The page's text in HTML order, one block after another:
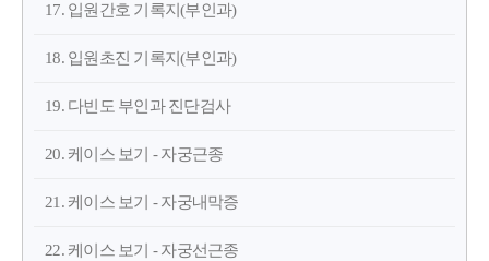
17. 입원간호 기록지(부인과)
18. 입원초진 기록지(부인과)
19. 다빈도 부인과 진단검사
20. 케이스 보기 - 자궁근종
21. 케이스 보기 - 자궁내막증
22. 케이스 보기 - 자궁선근종